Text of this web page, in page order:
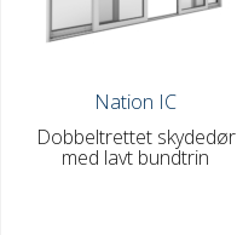
Nation IC
Dobbeltrettet skydedør
med lavt bundtrin